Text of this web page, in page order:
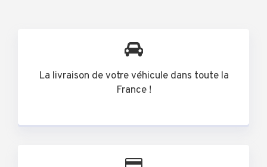
La livraison de votre véhicule dans toute la
France !